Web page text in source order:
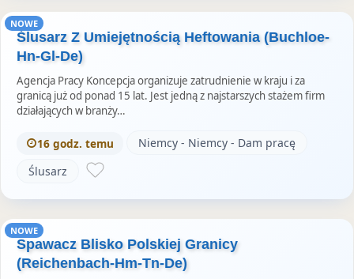
NOWE
Ślusarz Z Umiejętnością Heftowania (Buchloe-
Hn-Gl-De)
Agencja Pracy Koncepcja organizuje zatrudnienie w kraju i za
granicą już od ponad 15 lat. Jest jedną z najstarszych stażem firm
działających w branży…
16 godz. temu
Niemcy - Niemcy - Dam pracę
Ślusarz
NOWE
Spawacz Blisko Polskiej Granicy
(Reichenbach-Hm-Tn-De)